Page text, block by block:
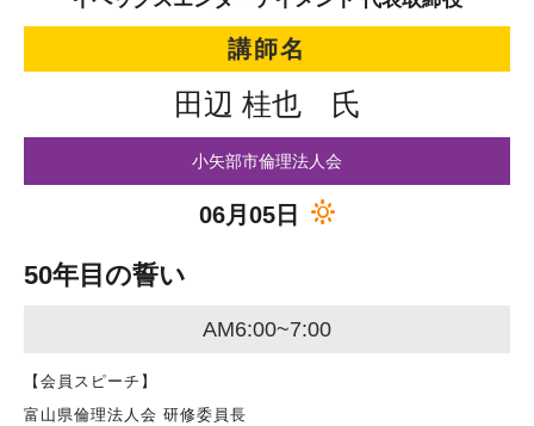
講師名
田辺 桂也 氏
小矢部市倫理法人会
06月05日
50年目の誓い
AM6:00~7:00
【会員スピーチ】
富山県倫理法人会 研修委員長